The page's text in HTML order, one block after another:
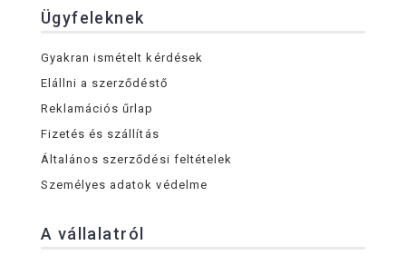
Ügyfeleknek
Gyakran ismételt kérdések
Elállni a szerződéstő
Reklamációs űrlap
Fizetés és szállítás
Általános szerződési feltételek
Személyes adatok védelme
A vállalatról